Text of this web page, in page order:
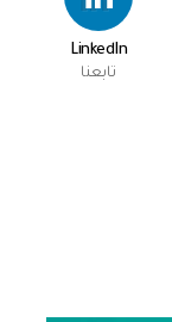
LinkedIn
تابعنا